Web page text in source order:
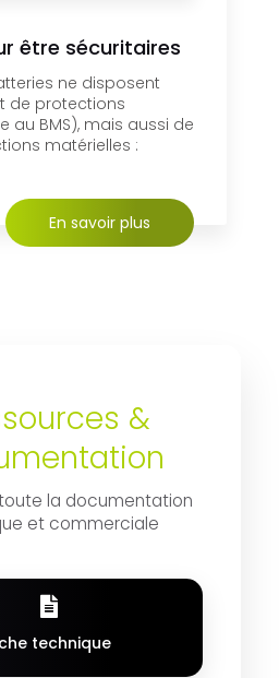
être sécuritaires
ne disposent
de protections
au BMS), mais aussi de
matérielles :
En savoir plus
&
la documentation
et commerciale
technique